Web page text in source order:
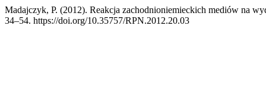
Madajczyk, P. (2012). Reakcja zachodnioniemieckich mediów na
34–54. https://doi.org/10.35757/RPN.2012.20.03